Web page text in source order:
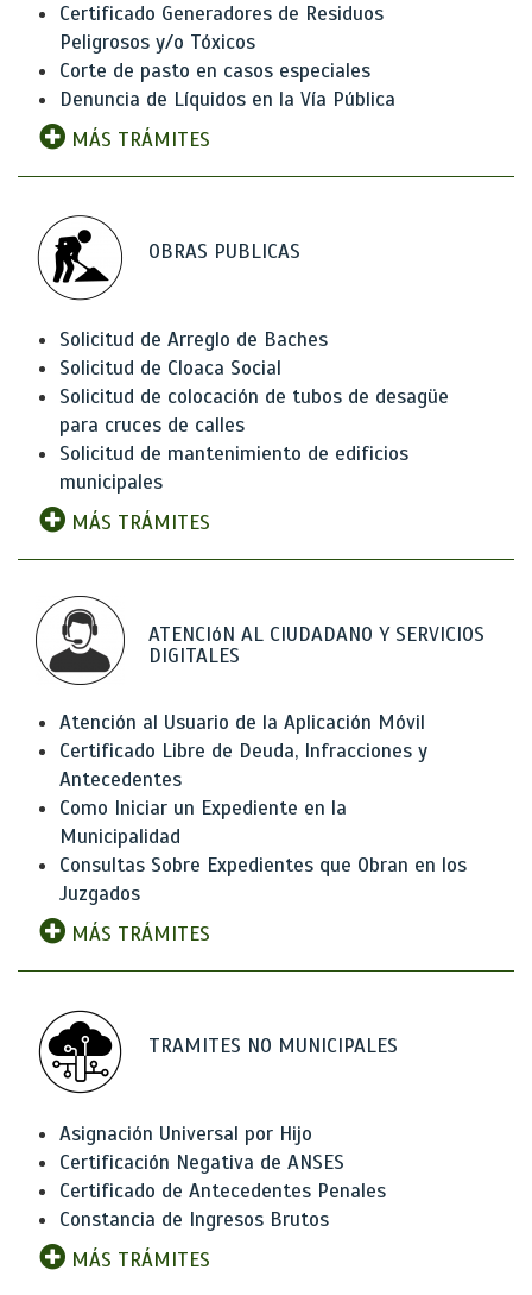
Certificado Generadores de Residuos
Peligrosos y/o Tóxicos
Corte de pasto en casos especiales
Denuncia de Líquidos en la Vía Pública
MÁS TRÁMITES
OBRAS PUBLICAS
Solicitud de Arreglo de Baches
Solicitud de Cloaca Social
Solicitud de colocación de tubos de desagüe
para cruces de calles
Solicitud de mantenimiento de edificios
municipales
MÁS TRÁMITES
ATENCIóN AL CIUDADANO Y SERVICIOS
DIGITALES
Atención al Usuario de la Aplicación Móvil
Certificado Libre de Deuda, Infracciones y
Antecedentes
Como Iniciar un Expediente en la
Municipalidad
Consultas Sobre Expedientes que Obran en los
Juzgados
MÁS TRÁMITES
TRAMITES NO MUNICIPALES
Asignación Universal por Hijo
Certificación Negativa de ANSES
Certificado de Antecedentes Penales
Constancia de Ingresos Brutos
MÁS TRÁMITES